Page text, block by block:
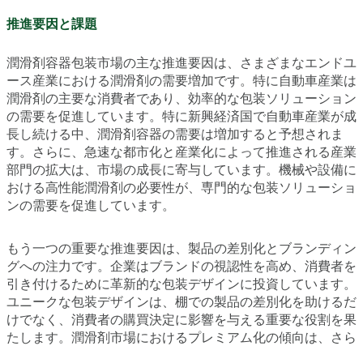
推進要因と課題
潤滑剤容器包装市場の主な推進要因は、さまざまなエンドユ
ース産業における潤滑剤の需要増加です。特に自動車産業は
潤滑剤の主要な消費者であり、効率的な包装ソリューション
の需要を促進しています。特に新興経済国で自動車産業が成
長し続ける中、潤滑剤容器の需要は増加すると予想されま
す。さらに、急速な都市化と産業化によって推進される産業
部門の拡大は、市場の成長に寄与しています。機械や設備に
おける高性能潤滑剤の必要性が、専門的な包装ソリューショ
ンの需要を促進しています。
もう一つの重要な推進要因は、製品の差別化とブランディン
グへの注力です。企業はブランドの視認性を高め、消費者を
引き付けるために革新的な包装デザインに投資しています。
ユニークな包装デザインは、棚での製品の差別化を助けるだ
けでなく、消費者の購買決定に影響を与える重要な役割を果
たします。潤滑剤市場におけるプレミアム化の傾向は、さら